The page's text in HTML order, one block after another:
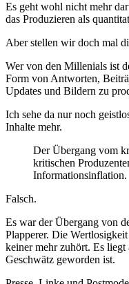
Es geht wohl nicht mehr
das Produzieren als
Aber stellen wir doch mal
Wer von den Millenials ist
Form von Antworten,
Updates und Bildern zu
Ich sehe da nur noch
Inhalte mehr.
Der Übergang vom
kritischen
Informationsinflation.
Falsch.
Es war der Übergang von
Plapperer. Die
keiner mehr zuhört. Es liegt
Geschwätz geworden ist.